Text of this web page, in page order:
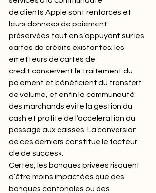
de clients Apple sont renforcés et
leurs données de paiement
préservées tout en s’appuyant sur les
cartes de crédits existantes; les
émetteurs de cartes de
crédit conservent le traitement du
paiement et bénéficient du transfert
de volume, et enfin la communauté
des marchands évite la gestion du
cash et profite de l’accélération du
passage aux caisses. La conversion
de ces derniers constitue le facteur
clé de succès».
Certes, les banques privées risquent
d’être moins impactées que des
banques cantonales ou des